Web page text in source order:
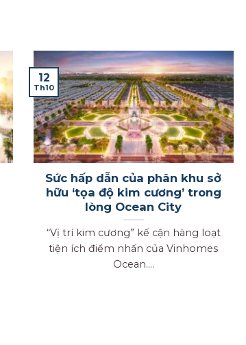
Sức hấp dẫn của phân khu sở
hữu ‘tọa độ kim cương’ trong
lòng Ocean City
“Vị trí kim cương” kế cận hàng loạt
tiện ích điểm nhấn của Vinhomes
Ocean....
12
Th10